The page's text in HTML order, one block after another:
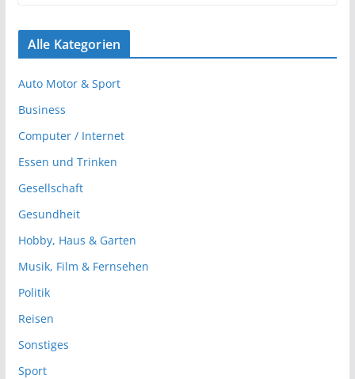
Alle Kategorien
Auto Motor & Sport
Business
Computer / Internet
Essen und Trinken
Gesellschaft
Gesundheit
Hobby, Haus & Garten
Musik, Film & Fernsehen
Politik
Reisen
Sonstiges
Sport